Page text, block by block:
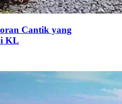
Cantik yang
KL